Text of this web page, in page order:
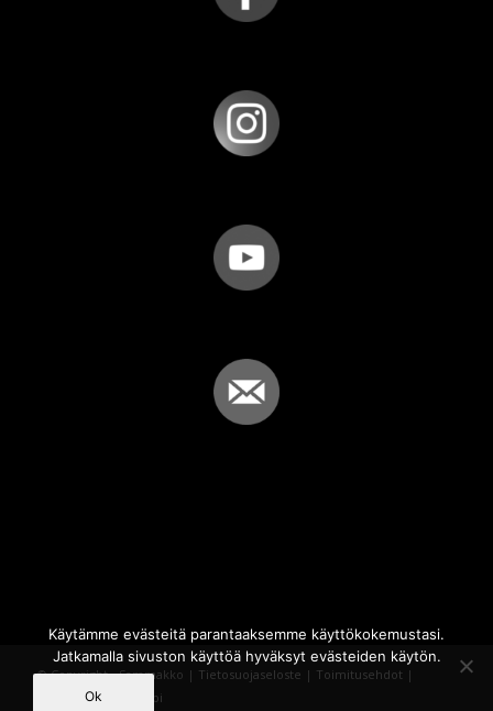
© Copyright - Sammakko | Tietosuojaseloste | Toimitusehdot |
Powered by
iQWebbi
Käytämme evästeitä parantaaksemme käyttökokemustasi.
Jatkamalla sivuston käyttöä hyväksyt evästeiden käytön.
Ok